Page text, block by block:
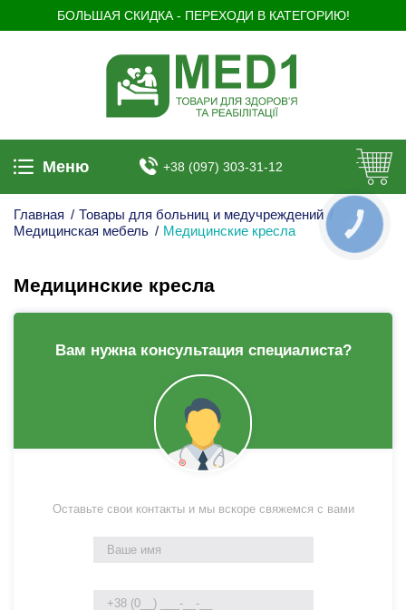
БОЛЬШАЯ СКИДКА - ПЕРЕХОДИ В КАТЕГОРИЮ!
Меню +38 (097) 303-31-12
Главная / Товары для больниц и медучреждений /
Медицинская мебель / Медицинские кресла
Медицинские кресла
Вам нужна консультация специалиста?
Оставьте свои контакты и мы вскоре свяжемся с вами
КНОПКА
ЗВ'ЯЗКУ